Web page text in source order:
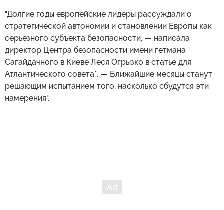
"Долгие годы европейские лидеры рассуждали о
стратегической автономии и становлении Европы как
серьезного субъекта безопасности, — написала
директор Центра безопасности имени гетмана
Сагайдачного в Киеве Леся Огрызко в статье для
Атлантического совета*. — Ближайшие месяцы станут
решающим испытанием того, насколько сбудутся эти
намерения".